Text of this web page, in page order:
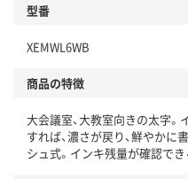
型番
XEMWL6WB
商品の特徴
大会議室、大教室向きの太字
すれば、濃さが戻り、鮮やか
シュ式。インキ残量が確認でき